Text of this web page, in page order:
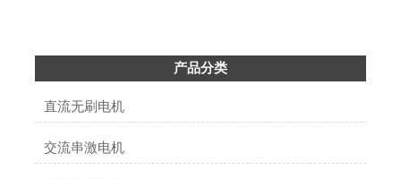
产品分类
直流无刷电机
交流串激电机